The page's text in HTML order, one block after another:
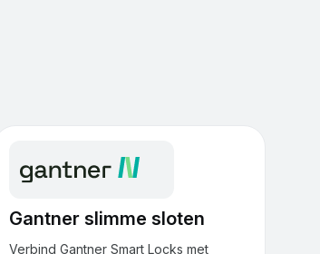
Gantner slimme sloten
Verbind Gantner Smart Locks met